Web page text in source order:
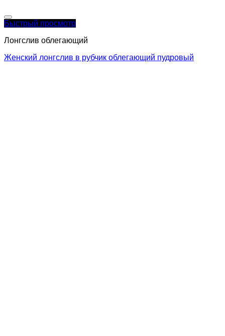
Быстрый просмотр
Лонгслив облегающий
Женский лонгслив в рубчик облегающий пудровый